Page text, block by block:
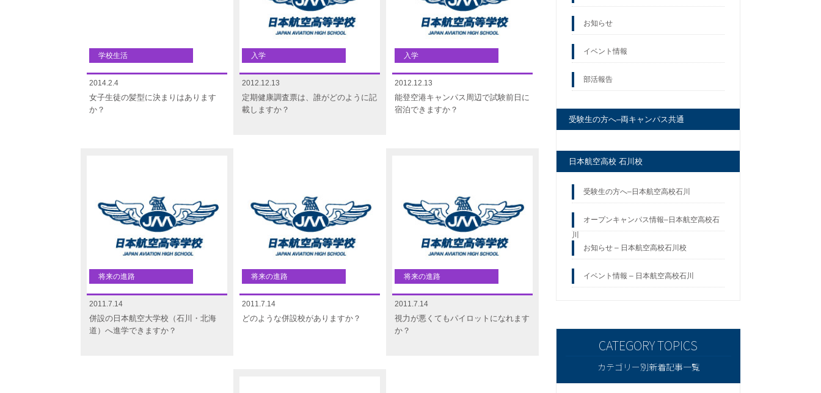
2014.2.4
女子生徒の髪型に決まりはあります
か？
学校生活
2012.12.13
定期健康調査票は、誰がどのように記
載しますか？
入学
2012.12.13
能登空港キャンパス周辺で試験前日に
宿泊できますか？
入学
2011.7.14
併設の日本航空大学校（石川・北海
道）へ進学できますか？
将来の進路
2011.7.14
どのような併設校がありますか？
将来の進路
2011.7.14
視力が悪くてもパイロットになれます
か？
将来の進路
お知らせ
イベント情報
部活報告
受験生の方へ–両キャンパス共通
日本航空高校 石川校
受験生の方へ–日本航空高校石川
オープンキャンパス情報–日本航空高校石
川
お知らせ – 日本航空高校石川校
イベント情報 – 日本航空高校石川
カテゴリー別新着記事一覧